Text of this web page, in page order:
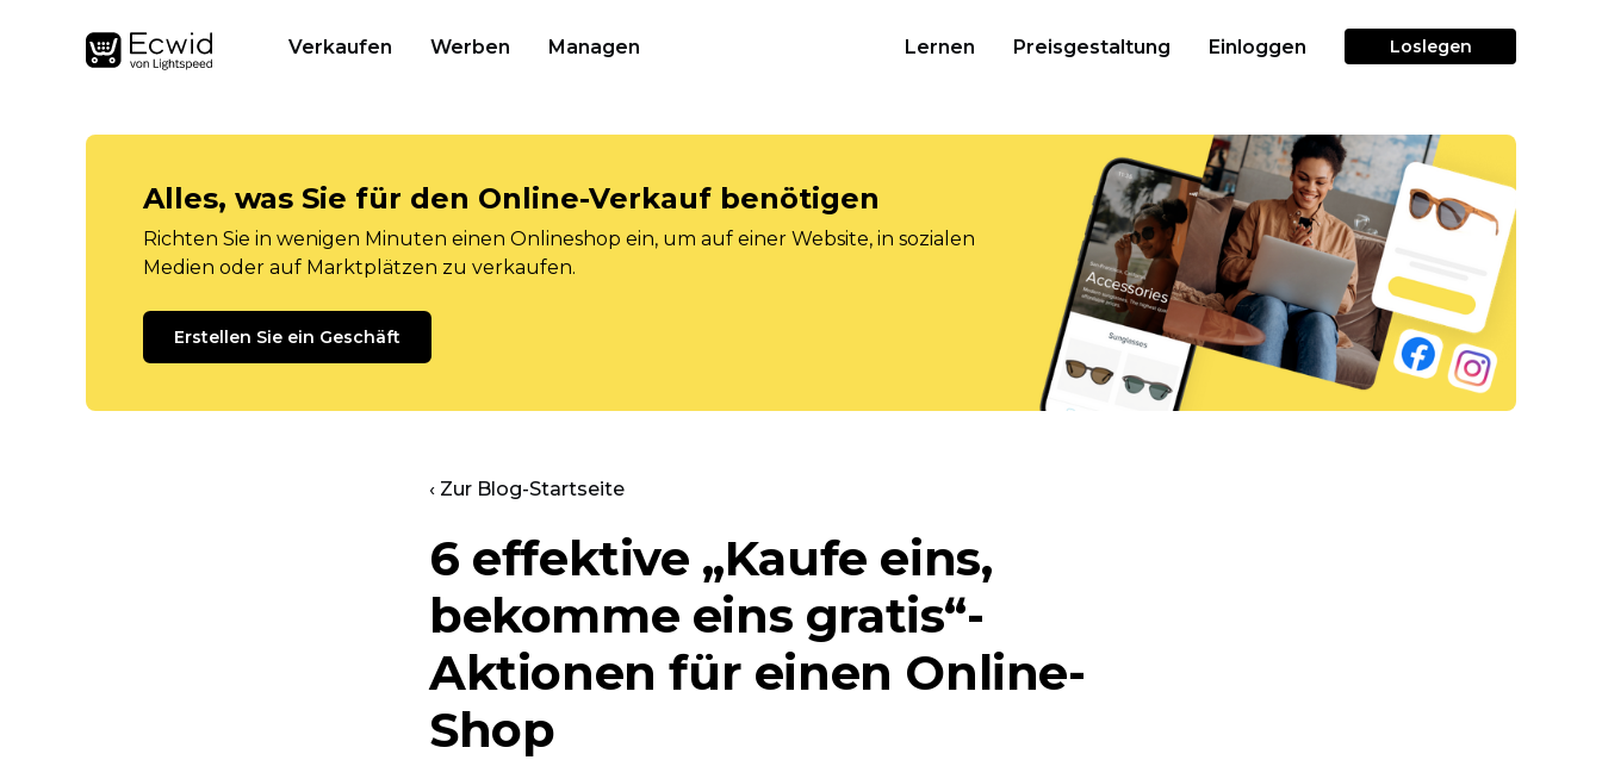
Verkaufen Werben Managen Lernen Preisgestaltung Einloggen Loslegen
Alles, was Sie für den Online-Verkauf benötigen
Richten Sie in wenigen Minuten einen Onlineshop ein, um auf einer Website, in sozialen
Medien oder auf Marktplätzen zu verkaufen.
Erstellen Sie ein Geschäft
‹ Zur Blog-Startseite
6 effektive „Kaufe eins,
bekomme eins gratis“-
Aktionen für einen Online-
Shop